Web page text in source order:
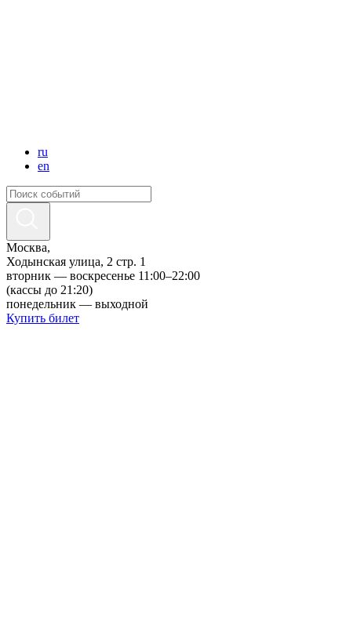
ru
en
Москва,
Ходынская улица, 2 стр. 1
вторник — воскресенье 11:00–22:00
(кассы до 21:20)
понедельник — выходной
Купить билет